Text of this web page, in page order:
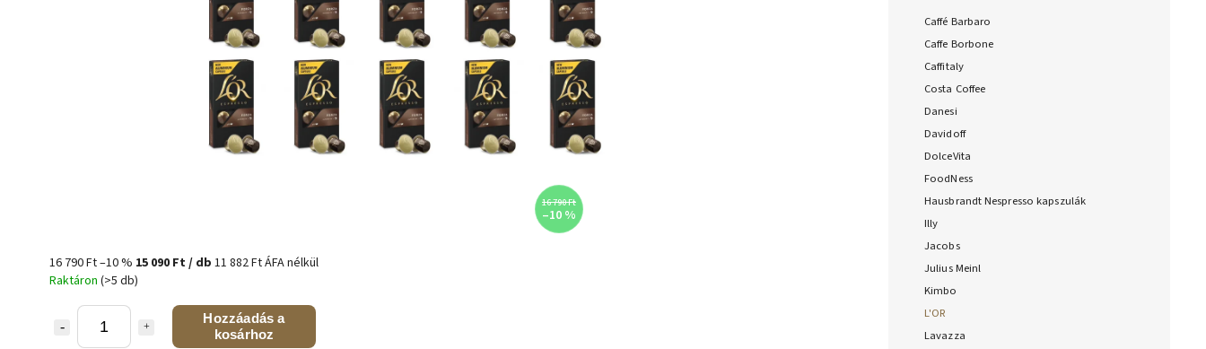
Caffé Barbaro
Caffe Borbone
Caffitaly
Costa Coffee
Danesi
Davidoff
DolceVita
FoodNess
Hausbrandt Nespresso kapszulák
Illy
Jacobs
Julius Meinl
Kimbo
L'OR
Lavazza
16 790 Ft
–10 %
16 790 Ft–10 % 15 090 Ft/ db 11 882 Ft ÁFA nélkül
Raktáron (>5 db)
Hozzáadás a
kosárhoz